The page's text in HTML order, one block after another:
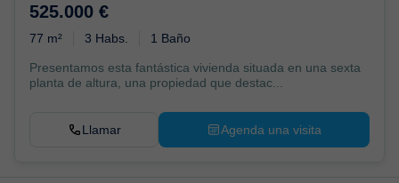
525.000 €
77 m² 3 Habs. 1 Baño
Presentamos esta fantástica vivienda situada en una sexta
planta de altura, una propiedad que destac...
Llamar Agenda una visita